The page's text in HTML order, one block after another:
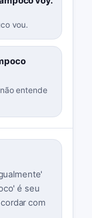
vou.
entende
é seu
com